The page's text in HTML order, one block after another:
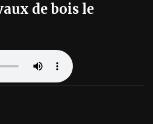
de bois le